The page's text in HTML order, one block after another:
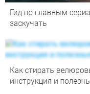
Гид по главным
заскучать
Как стирать
инструкция и